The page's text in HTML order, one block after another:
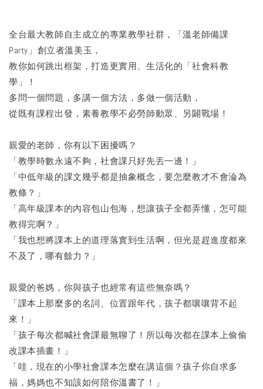
全台最大教師自主成立的專業教學社群，「溫老師備課
Party」創立者溫美玉，
教你如何跳出框架，打造更實用、生活化的「社會科教
學」！
多問一個問題，多講一個方法，多做一個活動，
從既有課程出發，素養教學不必勞師動眾、另闢戰場！
親愛的老師，你有以下困擾嗎？
「教學時數永遠不夠，社會課只好先丟一邊！」
「中低年級的課文幾乎都是抽象概念，要怎麼教才不會淪為
教條？」
「高年級課本的內容包山包海，想讓孩子全都弄懂，怎可能
教得完啊？」
「我也想將課本上的道理落實到生活啊，但光是趕進度都來
不及了，哪有餘力？」
親愛的爸媽，你與孩子也經常有這些無奈嗎？
「課本上那麼多的名詞、位置跟年代，孩子都嚷嚷背不起
來！」
「孩子每次都喊社會課最無聊了！所以每次都在課本上偷偷
改課本插畫！」
「哇，現在的小學社會課本怎麼在講這個？孩子你自求多
福，媽媽也不知該如何陪你溫書了！」